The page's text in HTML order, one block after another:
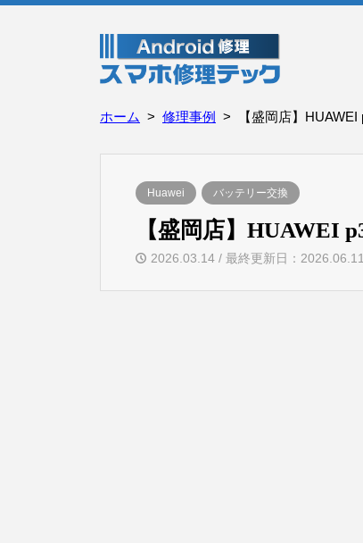
ホーム 修理事例 【盛岡店】
Huawei バッテリー交換
【盛岡店】HUAWEI
2026.03.14 / 最終更新日：2026.06.11